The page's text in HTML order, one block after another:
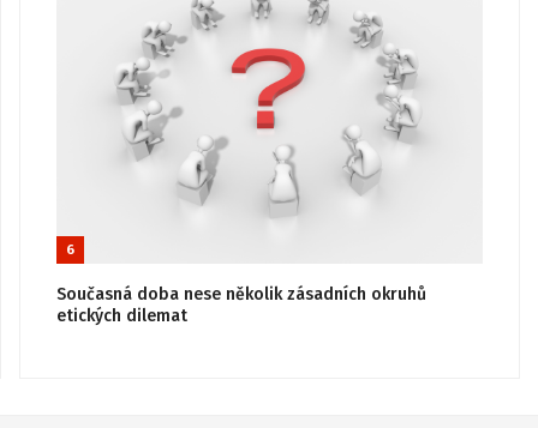
6
Současná doba nese několik zásadních okruhů
etických dilemat